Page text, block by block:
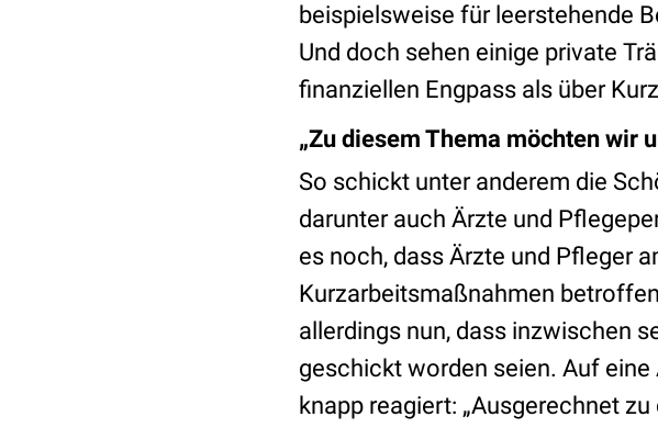
beispielsweise für leerstehende
Und doch sehen einige private
finanziellen Engpass als über
„Zu diesem Thema möchten wir
So schickt unter anderem die
darunter auch Ärzte und
es noch, dass Ärzte und Pfleger
Kurzarbeitsmaßnahmen
allerdings nun, dass inzwischen
geschickt worden seien. Auf
knapp reagiert: „Ausgerechnet